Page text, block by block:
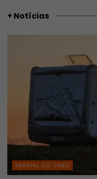
+ Notícias
ARRAIAL DO CABO